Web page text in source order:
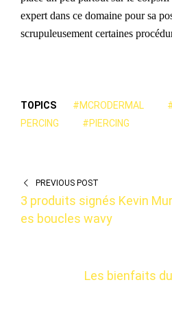
expert dans ce domaine pour sa
scrupuleusement certaines
TOPICS #MCRODERMAL
PERCING
#PIERCING
PREVIOUS POST
3 produits signés Kevin
es boucles wavy
Les bienfaits